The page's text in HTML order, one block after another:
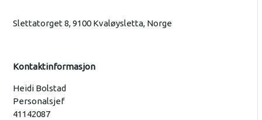
Slettatorget 8, 9100 Kvaløysletta, Norge
Kontaktinformasjon
Heidi Bolstad
Personalsjef
41142087